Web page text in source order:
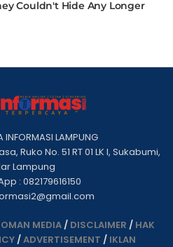
INFORMASI LAMPUNG
Ruko No. 51 RT 01 LK I, Sukabumi,
Lampung
: 082179616150
MEDIA/ DISCLAIMER / HAK
/ADVERTISEMENT / IKLAN